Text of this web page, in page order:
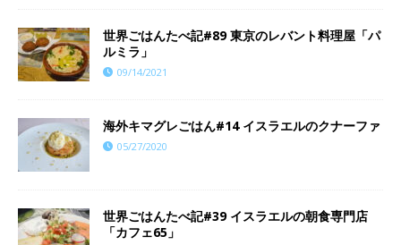
世界ごはんたべ記#89 東京のレバント料理屋「パ
ルミラ」
09/14/2021
海外キマグレごはん#14 イスラエルのクナーファ
05/27/2020
世界ごはんたべ記#39 イスラエルの朝食専門店
「カフェ65」